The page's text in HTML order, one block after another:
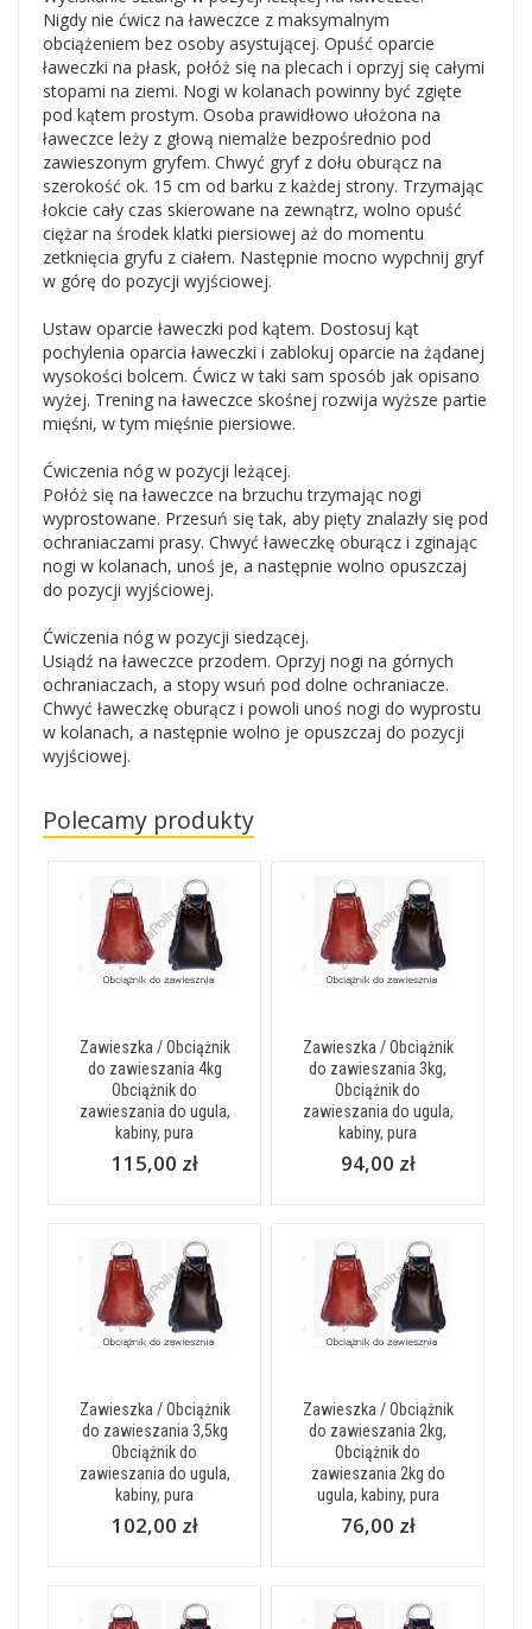
Nigdy nie ćwicz na ławeczce z maksymalnym
obciążeniem bez osoby asystującej. Opuść oparcie
ławeczki na płask, połóż się na plecach i oprzyj się całymi
stopami na ziemi. Nogi w kolanach powinny być zgięte
pod kątem prostym. Osoba prawidłowo ułożona na
ławeczce leży z głową niemalże bezpośrednio pod
zawieszonym gryfem. Chwyć gryf z dołu oburącz na
szerokość ok. 15 cm od barku z każdej strony. Trzymając
łokcie cały czas skierowane na zewnątrz, wolno opuść
ciężar na środek klatki piersiowej aż do momentu
zetknięcia gryfu z ciałem. Następnie mocno wypchnij gryf
w górę do pozycji wyjściowej.
Ustaw oparcie ławeczki pod kątem. Dostosuj kąt
pochylenia oparcia ławeczki i zablokuj oparcie na żądanej
wysokości bolcem. Ćwicz w taki sam sposób jak opisano
wyżej. Trening na ławeczce skośnej rozwija wyższe partie
mięśni, w tym mięśnie piersiowe.
Ćwiczenia nóg w pozycji leżącej.
Połóż się na ławeczce na brzuchu trzymając nogi
wyprostowane. Przesuń się tak, aby pięty znalazły się pod
ochraniaczami prasy. Chwyć ławeczkę oburącz i zginając
nogi w kolanach, unoś je, a następnie wolno opuszczaj
do pozycji wyjściowej.
Ćwiczenia nóg w pozycji siedzącej.
Usiądź na ławeczce przodem. Oprzyj nogi na górnych
ochraniaczach, a stopy wsuń pod dolne ochraniacze.
Chwyć ławeczkę oburącz i powoli unoś nogi do wyprostu
w kolanach, a następnie wolno je opuszczaj do pozycji
wyjściowej.
Polecamy produkty
Zawieszka / Obciążnik
do zawieszania 4kg
Obciążnik do
zawieszania do ugula,
kabiny, pura
115,00 zł
Zawieszka / Obciążnik
do zawieszania 3kg,
Obciążnik do
zawieszania do ugula,
kabiny, pura
94,00 zł
Zawieszka / Obciążnik
do zawieszania 3,5kg
Obciążnik do
zawieszania do ugula,
kabiny, pura
102,00 zł
Zawieszka / Obciążnik
do zawieszania 2kg,
Obciążnik do
zawieszania 2kg do
ugula, kabiny, pura
76,00 zł